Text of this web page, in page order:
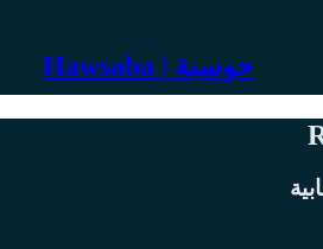
Hawsaba | حوسبة